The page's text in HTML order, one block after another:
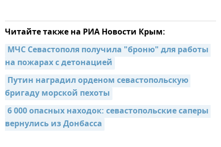
Читайте также на РИА Новости Крым:
МЧС Севастополя получила "броню" для работы
на пожарах с детонацией
Путин наградил орденом севастопольскую
бригаду морской пехоты
6 000 опасных находок: севастопольские саперы
вернулись из Донбасса